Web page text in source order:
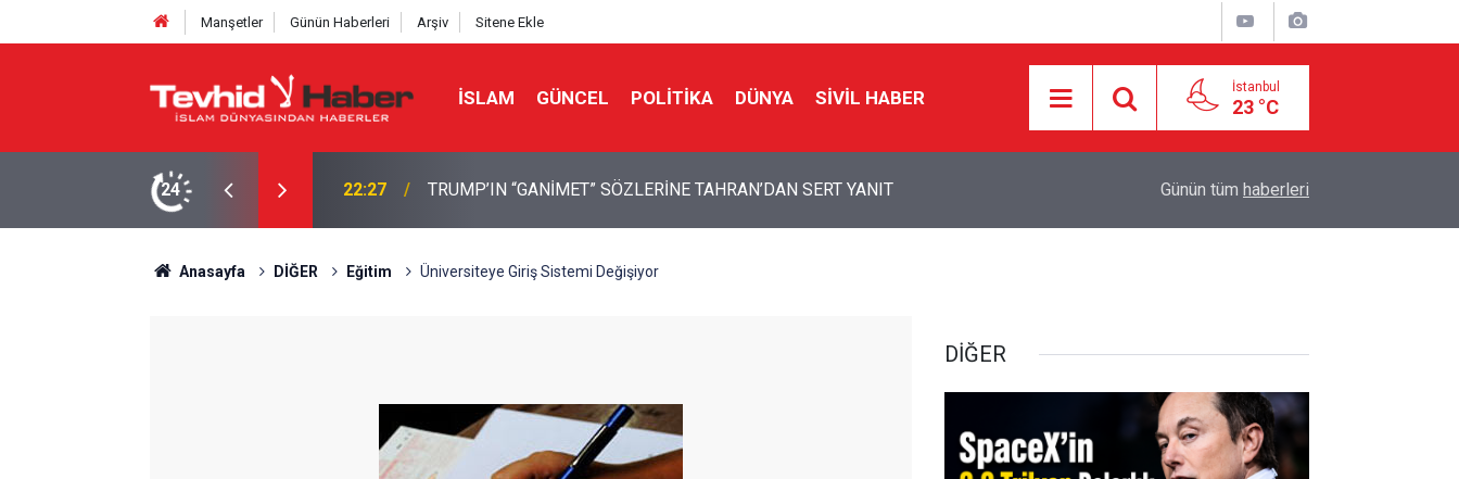
Manşetler Günün Haberleri Arşiv Sitene Ekle
İSLAM GÜNCEL POLITIKA DÜNYA SIVIL HABER İstanbul
23 °C
24
TAHRAN’DAN SERT YANIT 22:13 İbrahimî Bir Seda: Uluslararası Filistin Konvoyu İran ile Umman arasında Hürmüz'de genel
Günün tüm haberleri
Anasayfa DİĞER Eğitim Üniversiteye Giriş Sistemi Değişiyor
DİĞER